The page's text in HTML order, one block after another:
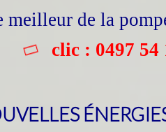
meilleur de la
clic : 0497 54